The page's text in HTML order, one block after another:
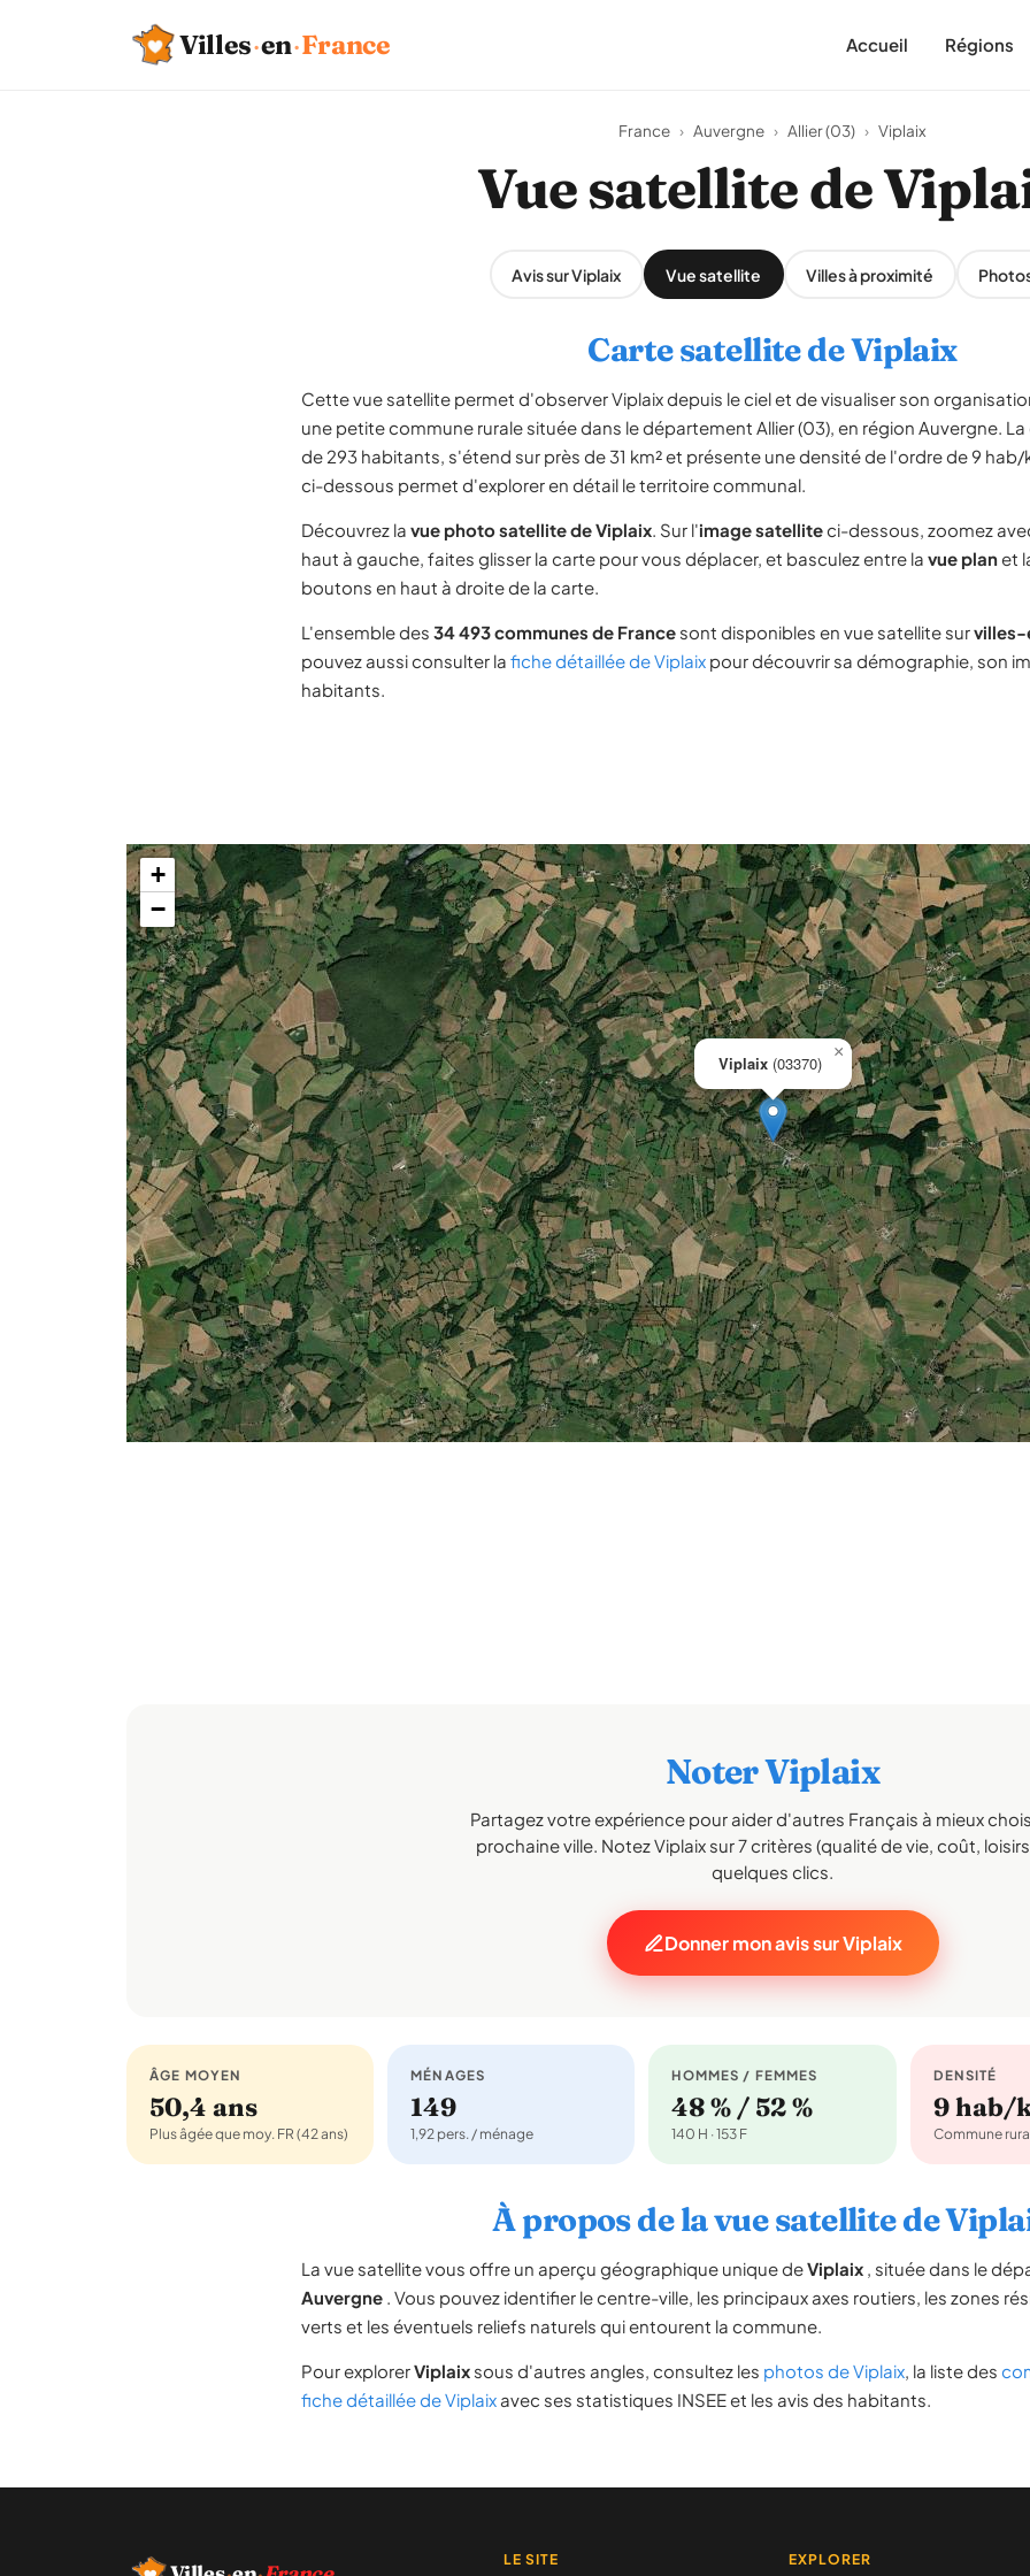
Villes·en·France Accueil Régions
France › Auvergne › Allier (03) › Viplaix
Vue satellite de
Avis sur Viplaix Vue satellite Villes à proximité
Carte satellite de Viplaix
Cette vue satellite permet d'observer Viplaix depuis le ciel et de visualiser son
une petite commune rurale située dans le département Allier (03), en région Auvergne.
de 293 habitants, s'étend sur près de 31 km² et présente une densité de l'ordre de 9
ci-dessous permet d'explorer en détail le territoire communal.
Découvrez la vue photo satellite de Viplaix. Sur l'image satelliteci-dessous, zoomez
haut à gauche, faites glisser la carte pour vous déplacer, et basculez entre la vue planet
boutons en haut à droite de la carte.
L'ensemble des 34 493 communes de France sont disponibles en vue satellite sur
pouvez aussi consulter la fiche détaillée de Viplaix pour découvrir sa démographie, son
habitants.
Viplaix (03370)
×
+
−
Noter Viplaix
Partagez votre expérience pour aider d'autres Français à mieux
prochaine ville. Notez Viplaix sur 7 critères (qualité de vie, coût,
quelques clics.
Donner mon avis sur Viplaix
ÂGE MOYEN
50,4 ans
Plus âgée que moy. FR (42 ans)
MÉNAGES
149
1,92 pers. / ménage
HOMMES / FEMMES
48 % / 52 %
140 H · 153 F
DENSITÉ
9 hab/
Commune
À propos de la vue satellite de
La vue satellite vous offre un aperçu géographique unique deViplaix , située dans le
Auvergne . Vous pouvez identifier le centre-ville, les principaux axes routiers, les zones
verts et les éventuels reliefs naturels qui entourent la commune.
Pour explorerViplaix sous d'autres angles, consultez les photos de Viplaix, la liste des
fiche détaillée de Viplaix avec ses statistiques INSEE et les avis des habitants.
LE SITE EXPLORER